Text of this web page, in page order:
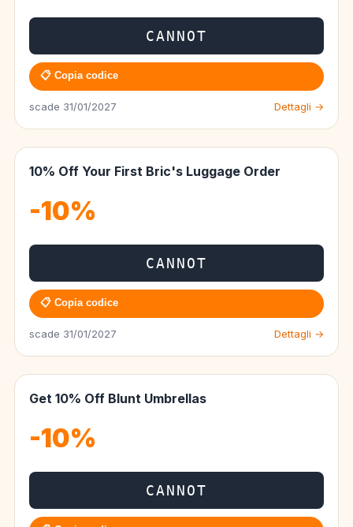
CANNOT
📋 Copia codice
scade 31/01/2027 Dettagli →
10% Off Your First Bric's Luggage Order
-10%
CANNOT
📋 Copia codice
scade 31/01/2027 Dettagli →
Get 10% Off Blunt Umbrellas
-10%
CANNOT